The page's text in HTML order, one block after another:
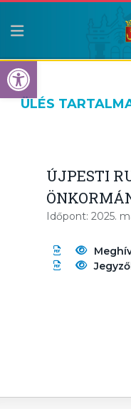
Eszköztár
ÜLÉS
ÚJPESTI
Időpont: 2025.